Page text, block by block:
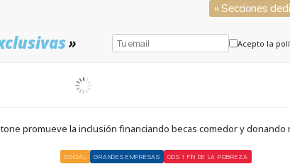
» Secciones
» Acepto la
promueve la inclusión financiando becas comedor y donando
SOCIAL GRANDES EMPRESAS ODS 1 FIN DE LA POBREZA